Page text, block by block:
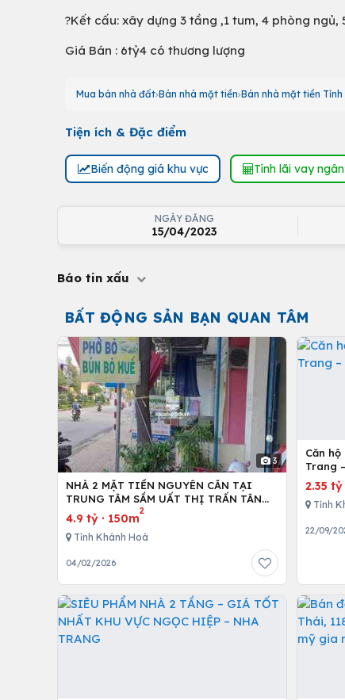
?Kết cấu: xây dựng 3 tầng ,1 tum, 4 phòng
Giá Bán : 6tỷ4 có thương lượng
Mua bán nhà đất Bán nhà mặt tiền Bán nhà mặt tiền
Tiện ích & Đặc điểm
Biến động giá khu vực Tính lãi vay
NGÀY ĐĂNG
15/04/2023
Báo tin xấu
BẤT ĐỘNG SẢN BẠN QUAN TÂM
3
NHÀ 2 MẶT TIỀN NGUYÊN CĂN TẠI
TRUNG TÂM SẦM UẤT THỊ TRẤN TÂN
SƠN, NINH SƠN, NINH THUẬN.
4.9 tỷ · 150m
2
Tỉnh Khánh Hoà
04/02/2026
Căn
Trang
2.35 tỷ
Tỉnh
22/09/